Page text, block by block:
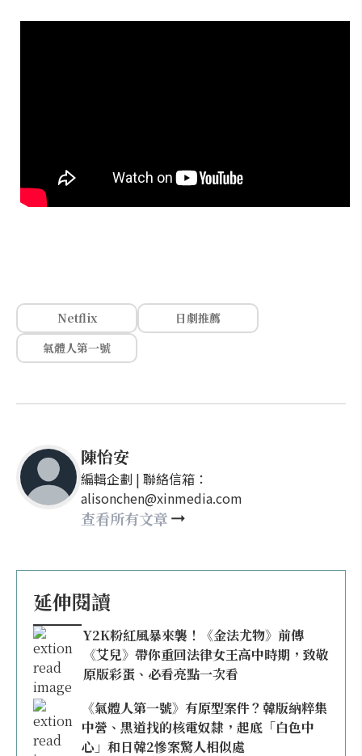
Netflix
日劇推薦
氣體人第一號
陳怡安
編輯企劃 | 聯絡信箱：
alisonchen@xinmedia.com
查看所有文章
延伸閱讀
Y2K粉紅風暴來襲！《金法尤物》前傳
《艾兒》帶你重回法律女王高中時期，致敬
原版彩蛋、必看亮點一次看
《氣體人第一號》有原型案件？韓版納粹集
中營、黑道找的核電奴隸，起底「白色中
心」和日韓2慘案驚人相似處